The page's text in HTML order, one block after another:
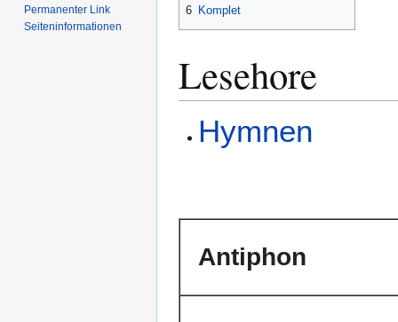
6 Komplet
Lesehore
Hymnen
Antiphon
Permanenter Link
Seiten­­informationen